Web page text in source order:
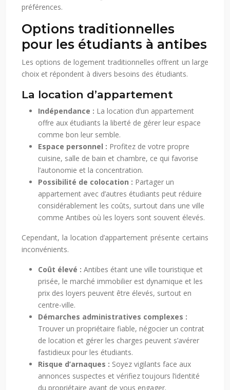
préférences.
Options traditionnelles
pour les étudiants à antibes
Les options de logement traditionnelles offrent un large
choix et répondent à divers besoins des étudiants.
La location d’appartement
Indépendance : La location d’un appartement
offre aux étudiants la liberté de gérer leur espace
comme bon leur semble.
Espace personnel : Profitez de votre propre
cuisine, salle de bain et chambre, ce qui favorise
l’autonomie et la concentration.
Possibilité de colocation : Partager un
appartement avec d’autres étudiants peut réduire
considérablement les coûts, surtout dans une ville
comme Antibes où les loyers sont souvent élevés.
Cependant, la location d’appartement présente certains
inconvénients.
Coût élevé : Antibes étant une ville touristique et
prisée, le marché immobilier est dynamique et les
prix des loyers peuvent être élevés, surtout en
centre-ville.
Démarches administratives complexes :
Trouver un propriétaire fiable, négocier un contrat
de location et gérer les charges peuvent s’avérer
fastidieux pour les étudiants.
Risque d’arnaques : Soyez vigilants face aux
annonces suspectes et vérifiez toujours l’identité
du propriétaire avant de vous engager.